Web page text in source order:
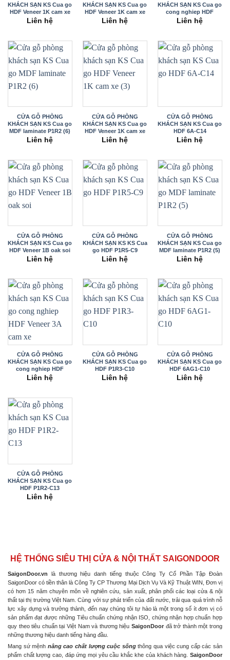
KHÁCH SẠN KS Cua go
HDF Veneer 1K cam xe
(2)
Liên hệ
KHÁCH SẠN KS Cua go
HDF Veneer 1K cam xe
Liên hệ
KHÁCH SẠN KS Cua go
cong nghiep HDF
Veneer 2A cam xe
Liên hệ
CỬA GỖ PHÒNG
KHÁCH SẠN KS Cua go
MDF laminate P1R2 (6)
Liên hệ
CỬA GỖ PHÒNG
KHÁCH SẠN KS Cua go
HDF Veneer 1K cam xe
(3)
Liên hệ
CỬA GỖ PHÒNG
KHÁCH SẠN KS Cua go
HDF 6A-C14
Liên hệ
CỬA GỖ PHÒNG
KHÁCH SẠN KS Cua go
HDF Veneer 1B oak soi
Liên hệ
CỬA GỖ PHÒNG
KHÁCH SẠN KS KS Cua
go HDF P1R5-C9
Liên hệ
CỬA GỖ PHÒNG
KHÁCH SẠN KS Cua go
MDF laminate P1R2 (5)
Liên hệ
CỬA GỖ PHÒNG
KHÁCH SẠN KS Cua go
cong nghiep HDF
Veneer 3A
Liên hệ
CỬA GỖ PHÒNG
KHÁCH SẠN KS Cua go
HDF P1R3-C10
Liên hệ
CỬA GỖ PHÒNG
KHÁCH SẠN KS Cua go
HDF 6AG1-C10
Liên hệ
CỬA GỖ PHÒNG
KHÁCH SẠN KS Cua go
HDF P1R2-C13
Liên hệ
HỆ THỐNG SIÊU THỊ CỬA & NỘI THẤT SAIGONDOOR
SaigonDoor.vn là thương hiệu danh tiếng thuộc Công Ty Cổ Phần Tập Đoàn
SaigonDoor có tiền thân là Công Ty CP Thương Mại Dịch Vụ Và Kỹ Thuật WIN, Đơn vị
có hơn 15 năm chuyên môn về nghiên cứu, sản xuất, phân phối các loại cửa & nội
thất tại thị trường Việt Nam. Cùng với sự phát triển của đất nước, trải qua quá trình nỗ
lực xây dựng và trưởng thành, đến nay chúng tôi tự hào là một trong số ít đơn vị có
sản phẩm đạt được những Tiêu chuẩn chứng nhận ISO, chứng nhận hợp chuẩn hợp
quy theo tiêu chuẩn tại Việt Nam và thương hiệu SaigonDoor đã trở thành một trong
những thương hiệu danh tiếng hàng đầu.
Mang sứ mệnh nâng cao chất lượng cuộc sốngthông qua việc cung cấp các sản
phẩm chất lượng cao, đáp ứng mọi yêu cầu khắc khe của khách hàng. SaigonDoor